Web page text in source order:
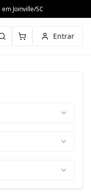
Joinville/SC
Entrar